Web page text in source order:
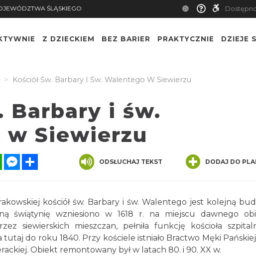
ŚLĄSKIEGO
Z DZIECKIEM BEZ BARIER PRAKTYCZNIE DZIEJE
Kościół Św. Barbary I Św. Walentego W Siewierzu
Barbary i św.
Siewierzu
WhatsAppMessenger ODSŁUCHAJ TEKST DODAJ DO
kościół św. Barbary i św. Walentego jest kolejną
świątynię wzniesiono w 1618 r. na miejscu dawnego
siewierskich mieszczan, pełniła funkcję kościoła
do roku 1840. Przy kościele istniało Bractwo Męki
Obiekt remontowany był w latach 80. i 90. XX w.